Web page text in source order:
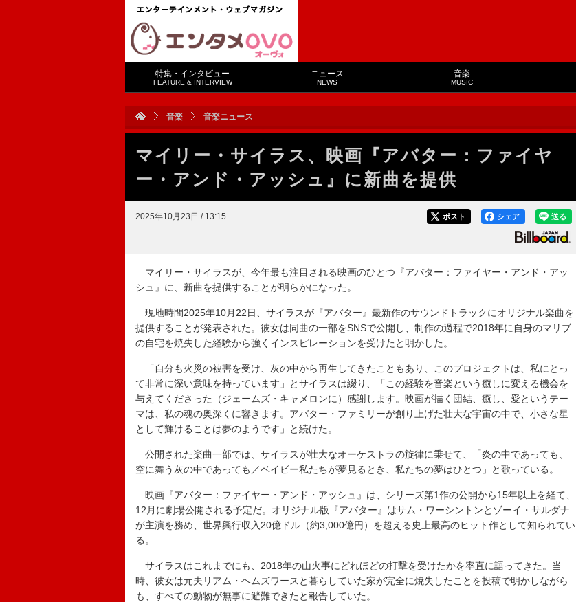
特集・インタビュー
FEATURE & INTERVIEW
ニュース
NEWS
音楽
MUSIC
音楽 音楽ニュース
マイリー・サイラス、映画『アバター：ファイヤ
ー・アンド・アッシュ』に新曲を提供
2025年10月23日 / 13:15 送る
シェア
ポスト
マイリー・サイラスが、今年最も注目される映画のひとつ『アバター：ファイヤー・アンド・アッ
シュ』に、新曲を提供することが明らかになった。
現地時間2025年10月22日、サイラスが『アバター』最新作のサウンドトラックにオリジナル楽曲を
提供することが発表された。彼女は同曲の一部をSNSで公開し、制作の過程で2018年に自身のマリブ
の自宅を焼失した経験から強くインスピレーションを受けたと明かした。
「自分も火災の被害を受け、灰の中から再生してきたこともあり、このプロジェクトは、私にとっ
て非常に深い意味を持っています」とサイラスは綴り、「この経験を音楽という癒しに変える機会を
与えてくださった（ジェームズ・キャメロンに）感謝します。映画が描く団結、癒し、愛というテー
マは、私の魂の奥深くに響きます。アバター・ファミリーが創り上げた壮大な宇宙の中で、小さな星
として輝けることは夢のようです」と続けた。
公開された楽曲一部では、サイラスが壮大なオーケストラの旋律に乗せて、「炎の中であっても、
空に舞う灰の中であっても／ベイビー私たちが夢見るとき、私たちの夢はひとつ」と歌っている。
映画『アバター：ファイヤー・アンド・アッシュ』は、シリーズ第1作の公開から15年以上を経て、
12月に劇場公開される予定だ。オリジナル版『アバター』はサム・ワーシントンとゾーイ・サルダナ
が主演を務め、世界興行収入20億ドル（約3,000億円）を超える史上最高のヒット作として知られてい
る。
サイラスはこれまでにも、2018年の山火事にどれほどの打撃を受けたかを率直に語ってきた。当
時、彼女は元夫リアム・ヘムズワースと暮らしていた家が完全に焼失したことを投稿で明かしながら
も、すべての動物が無事に避難できたと報告していた。